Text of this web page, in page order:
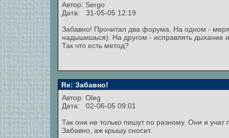
Автор: Sergo
Дата: 31-05-05 12:19
Забавно! Прочитал два форума. На одном -
надышишься). На другом - исправлять дыхание
Так что есть метод?
Re: Забавно!
Автор: Oleg
Дата: 02-06-05 09:01
Так они не только пишут по разному. Они и
Забавно, аж крышу сносит.